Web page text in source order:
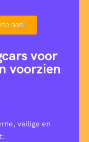
aan!
voor
voorzien
veilige en